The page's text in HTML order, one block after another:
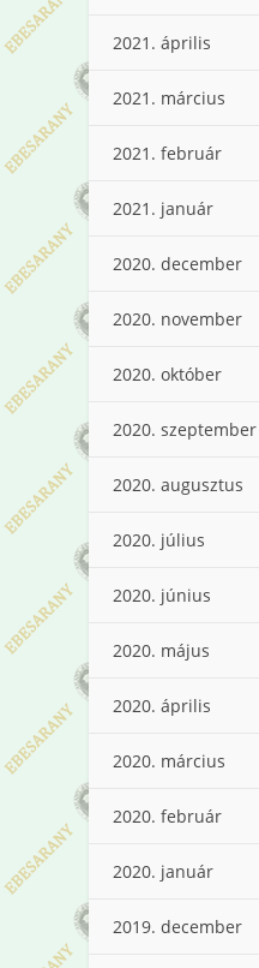
2021. április
2021. március
2021. február
2021. január
2020. december
2020. november
2020. október
2020. szeptember
2020. augusztus
2020. július
2020. június
2020. május
2020. április
2020. március
2020. február
2020. január
2019. december